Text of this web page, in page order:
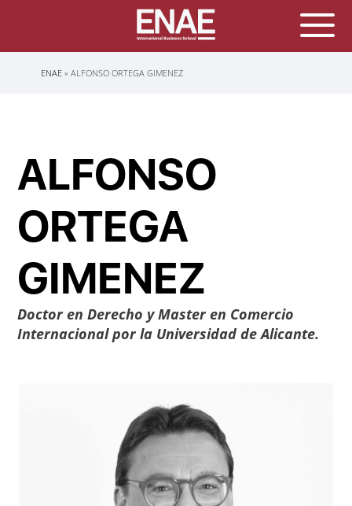
Sobrescribir
ENAE ALFONSO ORTEGA GIMENEZ
ALFONSO
ORTEGA
GIMENEZ
Doctor en Derecho y Master en Comercio
Internacional por la Universidad de Alicante.